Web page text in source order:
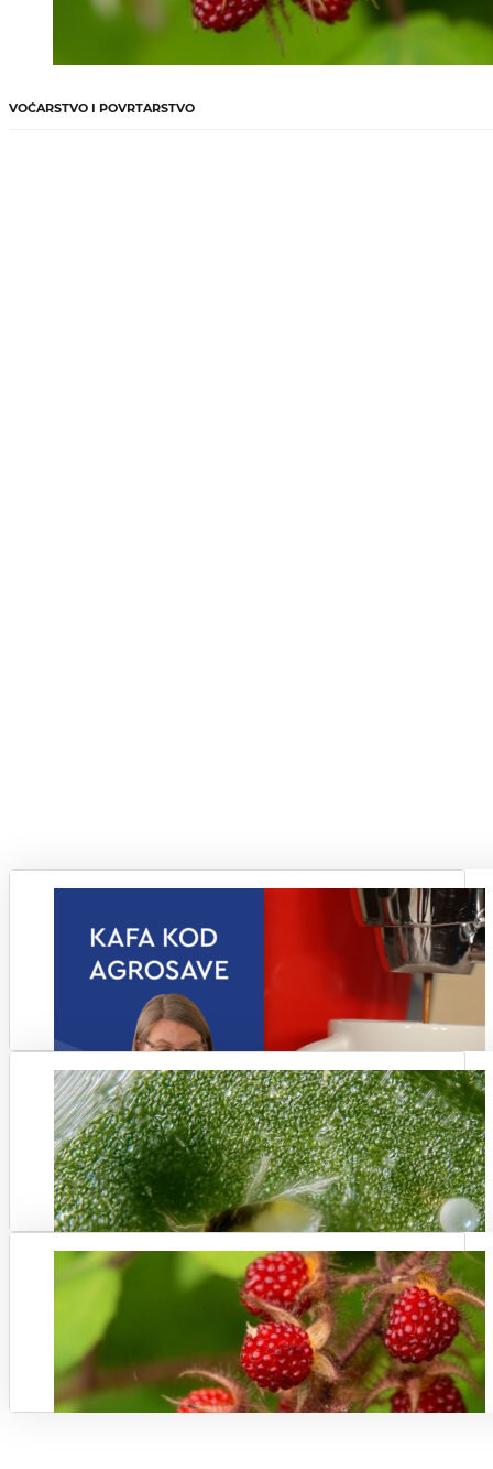
VOĆARSTVO I POVRTARSTVO